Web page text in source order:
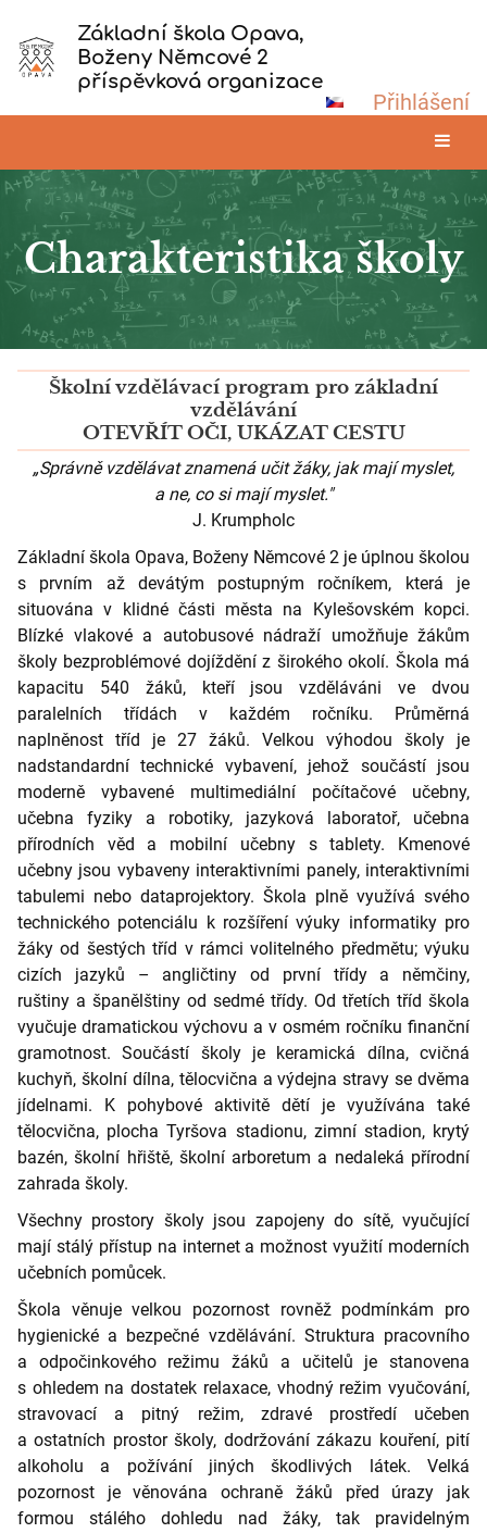
Základní škola Opava,
Boženy Němcové 2
příspěvková organizace
Přihlášení
Charakteristika školy
Charakteristika
Školní vzdělávací program pro základní
vzdělávání
OTEVŘÍT OČI, UKÁZAT CESTU
„Správně vzdělávat znamená učit žáky, jak mají myslet,
a ne, co si mají myslet."
J. Krumpholc
Základní škola Opava, Boženy Němcové 2 je úplnou školou
s prvním až devátým postupným ročníkem, která je
situována v klidné části města na Kylešovském kopci.
Blízké vlakové a autobusové nádraží umožňuje žákům
školy bezproblémové dojíždění z širokého okolí. Škola má
kapacitu 540 žáků, kteří jsou vzděláváni ve dvou
paralelních třídách v každém ročníku. Průměrná
naplněnost tříd je 27 žáků. Velkou výhodou školy je
nadstandardní technické vybavení, jehož součástí jsou
moderně vybavené multimediální počítačové učebny,
učebna fyziky a robotiky, jazyková laboratoř, učebna
přírodních věd a mobilní učebny s tablety. Kmenové
učebny jsou vybaveny interaktivními panely, interaktivními
tabulemi nebo dataprojektory. Škola plně využívá svého
technického potenciálu k rozšíření výuky informatiky pro
žáky od šestých tříd v rámci volitelného předmětu; výuku
cizích jazyků – angličtiny od první třídy a němčiny,
ruštiny a španělštiny od sedmé třídy. Od třetích tříd škola
vyučuje dramatickou výchovu a v osmém ročníku finanční
gramotnost. Součástí školy je keramická dílna, cvičná
kuchyň, školní dílna, tělocvična a výdejna stravy se dvěma
jídelnami. K pohybové aktivitě dětí je využívána také
tělocvična, plocha Tyršova stadionu, zimní stadion, krytý
bazén, školní hřiště, školní arboretum a nedaleká přírodní
zahrada školy.
Všechny prostory školy jsou zapojeny do sítě, vyučující
mají stálý přístup na internet a možnost využití moderních
učebních pomůcek.
Škola věnuje velkou pozornost rovněž podmínkám pro
hygienické a bezpečné vzdělávání. Struktura pracovního
a odpočinkového režimu žáků a učitelů je stanovena
s ohledem na dostatek relaxace, vhodný režim vyučování,
stravovací a pitný režim, zdravé prostředí učeben
a ostatních prostor školy, dodržování zákazu kouření, pití
alkoholu a požívání jiných škodlivých látek. Velká
pozornost je věnována ochraně žáků před úrazy jak
formou stálého dohledu nad žáky, tak pravidelným